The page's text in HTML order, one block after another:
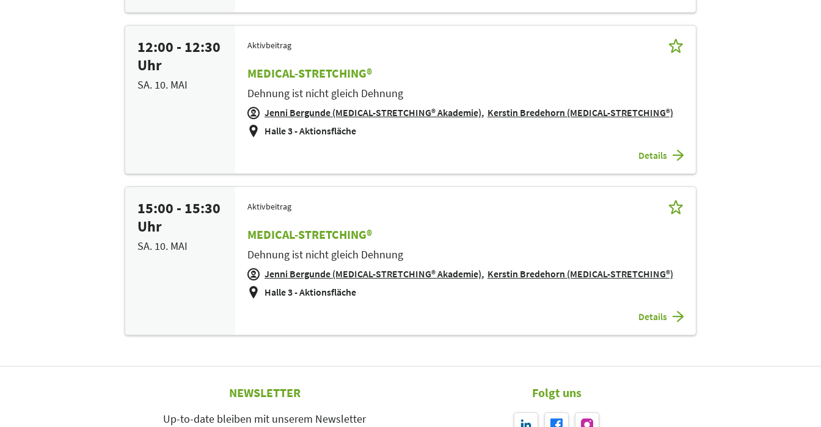
12:00 - 12:30
Uhr
SA. 10. MAI
Aktivbeitrag
MEDICAL-STRETCHING®
Dehnung ist nicht gleich Dehnung
Jenni Bergunde (MEDICAL-STRETCHING® Akademie) Kerstin Bredehorn (MEDICAL-STRETCHING®)
Halle 3 - Aktionsfläche
Details
15:00 - 15:30
Uhr
SA. 10. MAI
Aktivbeitrag
MEDICAL-STRETCHING®
Dehnung ist nicht gleich Dehnung
Jenni Bergunde (MEDICAL-STRETCHING® Akademie) Kerstin Bredehorn (MEDICAL-STRETCHING®)
Halle 3 - Aktionsfläche
Details
NEWSLETTER
Up-to-date bleiben mit unserem Newsletter
Folgt uns